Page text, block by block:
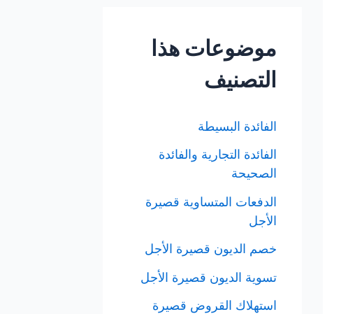
موضوعات هذا
التصنيف
الفائدة البسيطة
الفائدة التجارية والفائدة
الصحيحة
الدفعات المتساوية قصيرة
الأجل
خصم الديون قصيرة الأجل
تسوية الديون قصيرة الأجل
استهلاك القروض قصيرة